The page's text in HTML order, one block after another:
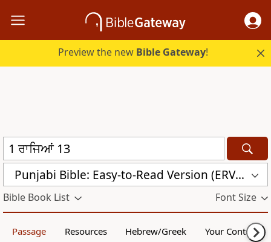
Preview the new Bible Gateway!
Punjabi Bible: Easy-to-Read Version (ERV-PA)
Bible Book List Font Size
Passage Resources Hebrew/Greek Your Content